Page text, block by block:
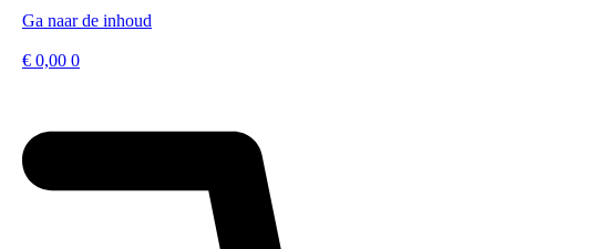
Ga naar de inhoud
€ 0,00 0